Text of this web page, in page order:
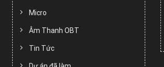
Micro
Âm Thanh OBT
Tin Tức